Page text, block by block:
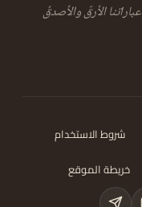
الأرقّ والأصدقُ
شروط الاستخدام
خريطة الموقع